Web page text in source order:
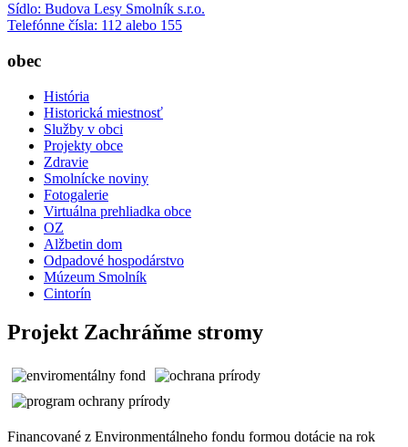
Sídlo: Budova Lesy Smolník s.r.o.
Telefónne čísla: 112 alebo 155
obec
História
Historická miestnosť
Služby v obci
Projekty obce
Zdravie
Smolnícke noviny
Fotogalerie
Virtuálna prehliadka obce
OZ
Alžbetin dom
Odpadové hospodárstvo
Múzeum Smolník
Cintorín
Projekt Zachráňme stromy
Financované z Environmentálneho fondu formou dotácie na rok